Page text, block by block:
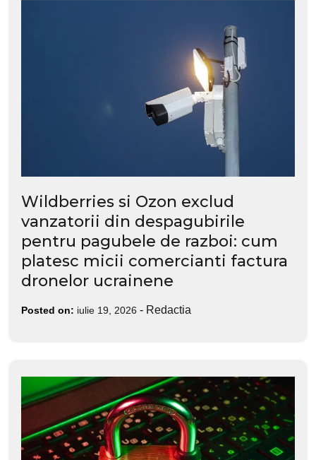
Wildberries si Ozon exclud
vanzatorii din despagubirile
pentru pagubele de razboi: cum
platesc micii comercianti factura
dronelor ucrainene
Posted on: iulie 19, 2026 - Redactia